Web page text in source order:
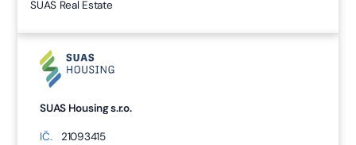
SUAS Real Estate
SUAS Housing s.r.o.
IČ.
21093415